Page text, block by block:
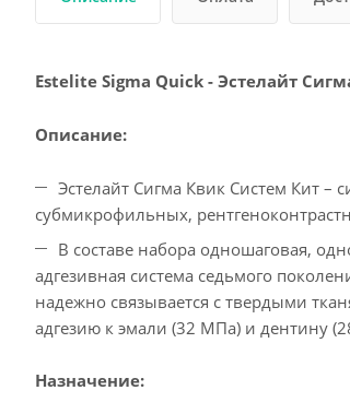
Estelite Sigma Quick - Эстелайт
Описание:
Эстелайт Сигма Квик Систем Кит –
субмикрофильных,
В составе набора одношаговая,
адгезивная система седьмого
надежно связывается с твердыми
адгезию к эмали (32 МПа) и дентину
Назначение: